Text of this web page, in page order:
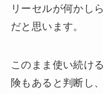
リーセルが何かし
だと思います。
このまま使い続け
険もあると判断し